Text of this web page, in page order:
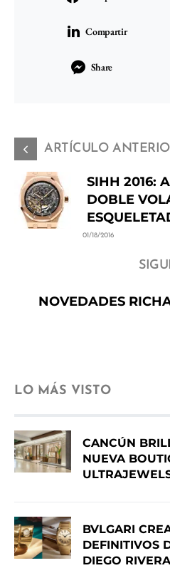
Compartir
Share
ARTÍCULO
SIHH 2016:
DOBLE
01/18/2016
NOVEDADES
LO MÁS VISTO
CANCÚN
NUEVA
BVLGARI
DEFINITIVOS
DIEGO RIVERA